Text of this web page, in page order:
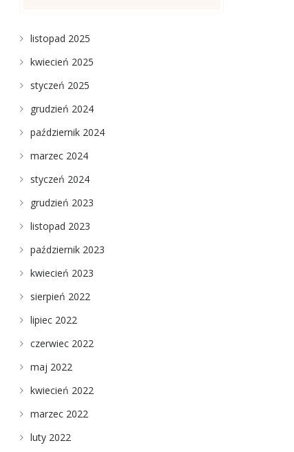
listopad 2025
kwiecień 2025
styczeń 2025
grudzień 2024
październik 2024
marzec 2024
styczeń 2024
grudzień 2023
listopad 2023
październik 2023
kwiecień 2023
sierpień 2022
lipiec 2022
czerwiec 2022
maj 2022
kwiecień 2022
marzec 2022
luty 2022